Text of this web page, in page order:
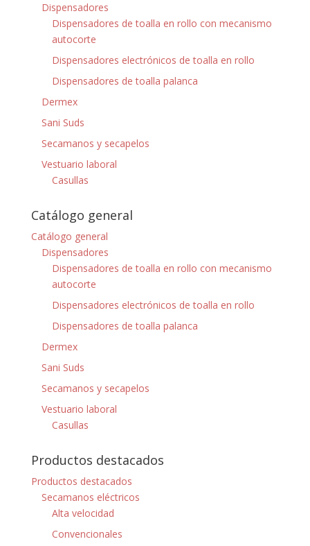
Dispensadores
Dispensadores de toalla en rollo con mecanismo
autocorte
Dispensadores electrónicos de toalla en rollo
Dispensadores de toalla palanca
Dermex
Sani Suds
Secamanos y secapelos
Vestuario laboral
Casullas
Catálogo general
Catálogo general
Dispensadores
Dispensadores de toalla en rollo con mecanismo
autocorte
Dispensadores electrónicos de toalla en rollo
Dispensadores de toalla palanca
Dermex
Sani Suds
Secamanos y secapelos
Vestuario laboral
Casullas
Productos destacados
Productos destacados
Secamanos eléctricos
Alta velocidad
Convencionales